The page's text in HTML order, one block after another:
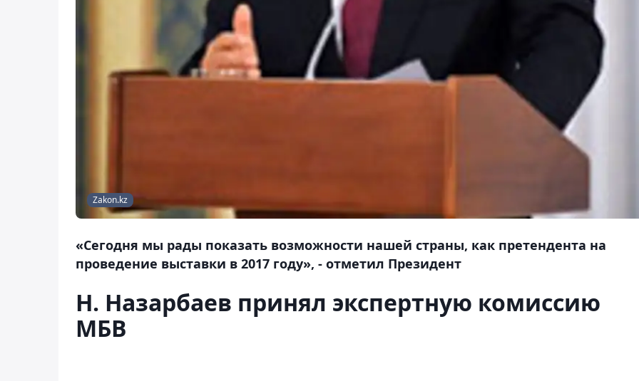
Zakon.kz
«Сегодня мы рады показать возможности нашей страны, как претендента на
проведение выставки в 2017 году», - отметил Президент
Н. Назарбаев принял экспертную комиссию
МБВ